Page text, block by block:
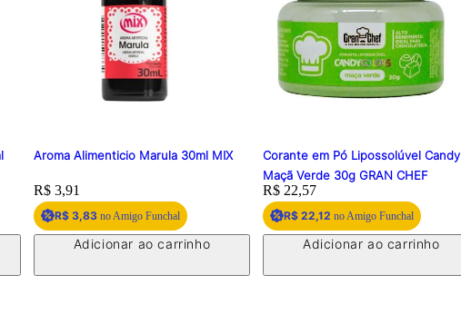
Aroma Alimenticio Marula 30ml MIX
Price:
R$ 3,91
R$ 3,83no Amigo Funchal
Adicionar ao carrinho
Corante em Pó Lipossolúvel Candy
Maçã Verde 30g GRAN CHEF
Price:
R$ 22,57
R$ 22,12 no Amigo Funchal
Adicionar ao carrinho